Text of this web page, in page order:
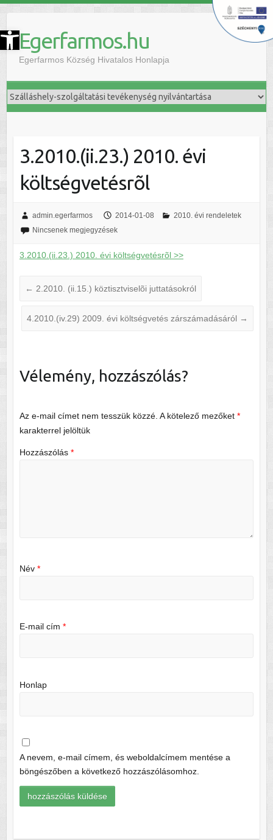
Eszköztár megnyitása Egerfarmos.hu
Egerfarmos Község Hivatalos Honlapja
3.2010.(ii.23.) 2010. évi
költségvetésrõl
admin.egerfarmos 2014-01-08
2010. évi rendeletek
Nincsenek megjegyzések
3.2010.(ii.23.) 2010. évi költségvetésrõl >>
← 2.2010. (ii.15.) köztisztviselõi juttatásokról
4.2010.(iv.29) 2009. évi költségvetés zárszámadásáról →
Vélemény, hozzászólás?
Az e-mail címet nem tesszük közzé. A kötelező mezőket *
karakterrel jelöltük
Hozzászólás *
Név *
E-mail cím *
Honlap
A nevem, e-mail címem, és weboldalcímem mentése a
böngészőben a következő hozzászólásomhoz.